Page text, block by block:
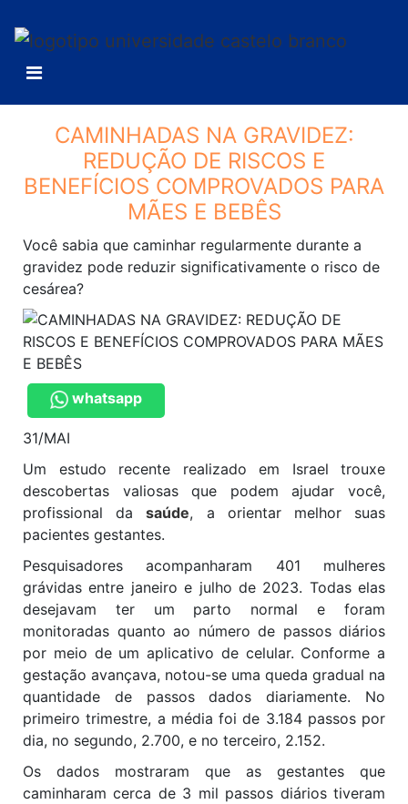
CAMINHADAS NA GRAVIDEZ:
REDUÇÃO DE RISCOS E
BENEFÍCIOS COMPROVADOS PARA
MÃES E BEBÊS
Você sabia que caminhar regularmente durante a
gravidez pode reduzir significativamente o risco de
cesárea?
whatsapp
31/MAI
Um estudo recente realizado em Israel trouxe
descobertas valiosas que podem ajudar você,
profissional dasaúde, a orientar melhor suas
pacientes gestantes.
Pesquisadores acompanharam 401 mulheres
grávidas entre janeiro e julho de 2023. Todas elas
desejavam ter um parto normal e foram
monitoradas quanto ao número de passos diários
por meio de um aplicativo de celular. Conforme a
gestação avançava, notou-se uma queda gradual na
quantidade de passos dados diariamente. No
primeiro trimestre, a média foi de 3.184 passos por
dia, no segundo, 2.700, e no terceiro, 2.152.
Os dados mostraram que as gestantes que
caminharam cerca de 3 mil passos diários tiveram